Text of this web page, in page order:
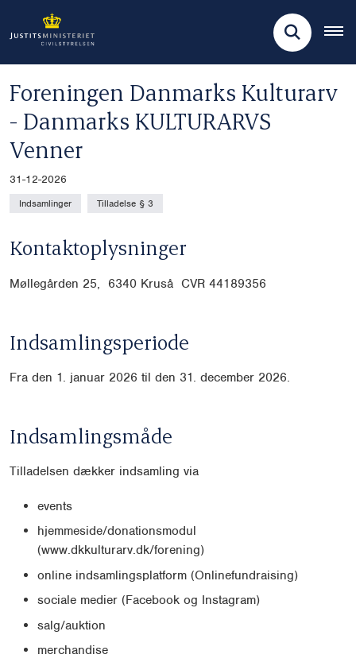
Foreningen Danmarks Kulturarv
- Danmarks KULTURARVS
Venner
31-12-2026
Indsamlinger Tilladelse § 3
Kontaktoplysninger
Møllegården 25, 6340 Kruså CVR 44189356
Indsamlingsperiode
Fra den 1. januar 2026 til den 31. december 2026.
Indsamlingsmåde
Tilladelsen dækker indsamling via
events
hjemmeside/donationsmodul
(www.dkkulturarv.dk/forening)
online indsamlingsplatform (Onlinefundraising)
sociale medier (Facebook og Instagram)
salg/auktion
merchandise